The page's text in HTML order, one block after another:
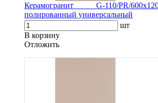
Керамогранит G-110/PR/
полированный универсальный
шт
В корзину
Oтложить